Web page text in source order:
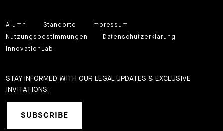
Alumni Standorte
Impressum
Nutzungsbestimmungen
Datenschutzerklärung
InnovationLab
STAY INFORMED WITH OUR LEGAL UPDATES & EXCLUSIVE
INVITATIONS:
SUBSCRIBE